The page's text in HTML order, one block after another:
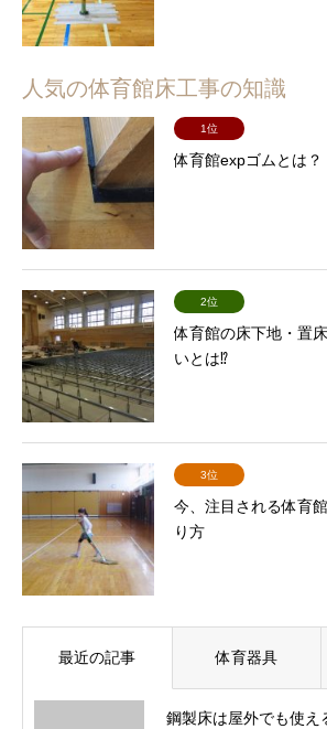
人気の体育館床工事の知識
1位
体育館expゴムとは？
2位
体育館の床下地・置
いとは⁉
3位
今、注目される体育
り方
最近の記事 体育器具
鋼製床は屋外でも使え